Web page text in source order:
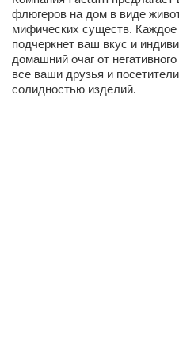
флюгеров на дом в виде
мифических существ.
подчеркнет ваш вкус и
домашний очаг от
все ваши друзья и
солидностью изделий.